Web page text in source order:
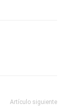
Artículo siguiente